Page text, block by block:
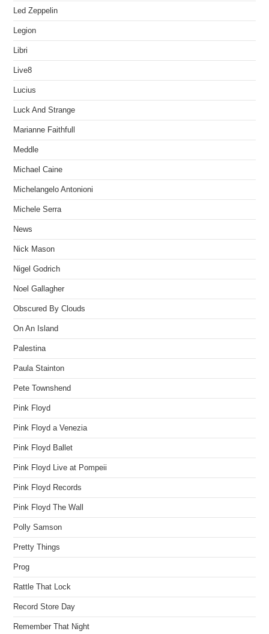
Led Zeppelin
Legion
Libri
Live8
Lucius
Luck And Strange
Marianne Faithfull
Meddle
Michael Caine
Michelangelo Antonioni
Michele Serra
News
Nick Mason
Nigel Godrich
Noel Gallagher
Obscured By Clouds
On An Island
Palestina
Paula Stainton
Pete Townshend
Pink Floyd
Pink Floyd a Venezia
Pink Floyd Ballet
Pink Floyd Live at Pompeii
Pink Floyd Records
Pink Floyd The Wall
Polly Samson
Pretty Things
Prog
Rattle That Lock
Record Store Day
Remember That Night